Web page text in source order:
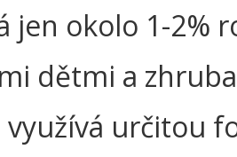
jen okolo 1-2%
dětmi a
určitou